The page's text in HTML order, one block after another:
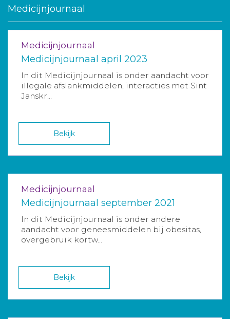
Medicijnjournaal
Medicijnjournaal
Medicijnjournaal april 2023
In dit Medicijnjournaal is onder aandacht voor
illegale afslankmiddelen, interacties met Sint
Janskr...
Bekijk
Medicijnjournaal
Medicijnjournaal september 2021
In dit Medicijnjournaal is onder andere
aandacht voor geneesmiddelen bij obesitas,
overgebruik kortw...
Bekijk